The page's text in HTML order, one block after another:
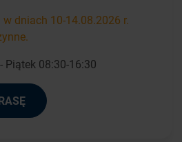
dniach 10-14.08.2026 r.
Piątek 08:30-16:30